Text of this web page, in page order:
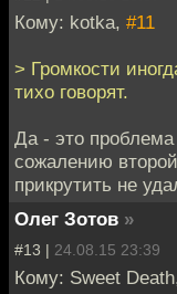
Кому: kotka, #11
> Громкости
тихо говорят.
Да - это
сожалению
прикрутить не
Олег Зотов »
#13 | 24.08.15 23:39
Кому: Sweet